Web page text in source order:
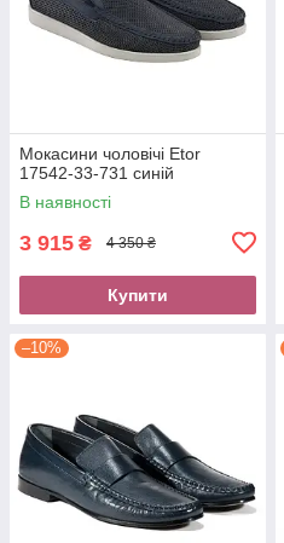
Мокасини чоловічі Etor
17542-33-731 синій
В наявності
3 915 ₴ 4 350 ₴
Купити
–10%